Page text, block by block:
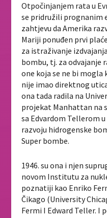
Otpočinjanjem rata u
se pridružili prognanim
zahtjevu da Amerika
Mariji ponuđen prvi
za istraživanje
bombu, tj. za odvajanje
one koja se ne bi
nije imao direktnog
ona tada radila na
projekat Manhattan na
sa Edvardom Tellerom
razvoju hidrogenske
Super bombe.
1946. su ona i njen
novom Institutu za
poznatiji kao Enriko
Čikago (University
Fermi I Edward Teller. I